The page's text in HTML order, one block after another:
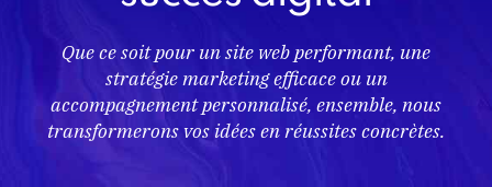
Que ce soit pour un site web performant, une
stratégie marketing efficace ou un
accompagnement personnalisé, ensemble, nous
transformerons vos idées en réussites concrètes.